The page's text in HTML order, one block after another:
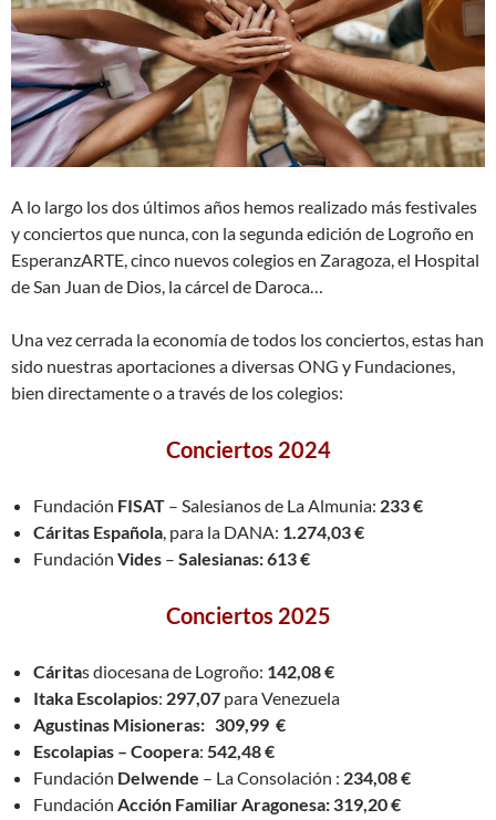
A lo largo los dos últimos años hemos realizado más festivales
y conciertos que nunca, con la segunda edición de Logroño en
EsperanzARTE, cinco nuevos colegios en Zaragoza, el Hospital
de San Juan de Dios, la cárcel de Daroca…
Una vez cerrada la economía de todos los conciertos, estas han
sido nuestras aportaciones a diversas ONG y Fundaciones,
bien directamente o a través de los colegios:
Conciertos 2024
Fundación FISAT – Salesianos de La Almunia: 233 €
Cáritas Española, para la DANA: 1.274,03€
Fundación Vides – Salesianas: 613 €
Conciertos 2025
Cáritas diocesana de Logroño: 142,08 €
Itaka Escolapios: 297,07 para Venezuela
Agustinas Misioneras: 309,99 €
Escolapias – Coopera: 542,48 €
Fundación Delwende – La Consolación : 234,08 €
Fundación Acción Familiar Aragonesa: 319,20 €